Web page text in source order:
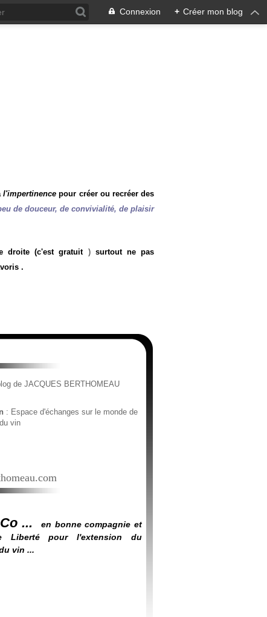
Connexion + Créer mon blog
l'impertinence pour créer ou recréer des
de douceur, de convivialité, de plaisir
droite (c'est gratuit) surtout ne pas
.
de JACQUES BERTHOMEAU
: Espace d'échanges sur le monde de
vin
...
en bonne compagnie et
Liberté pour l'extension du
vin ...